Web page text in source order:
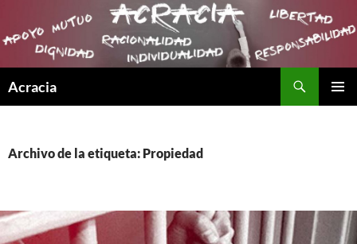
Acracia
Archivo de la etiqueta: Propiedad